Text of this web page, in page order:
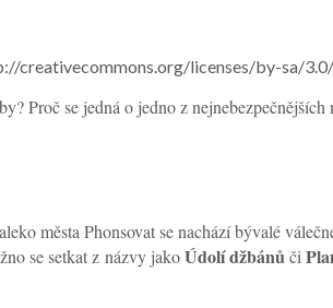
creativecommons.org/licenses/by-sa/
Proč se jedná o jedno z
města Phonsovat se nachází bývalé
se setkat z názvy jakoÚdolí džbánůči